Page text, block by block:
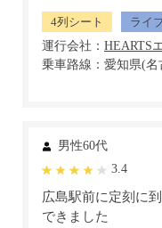
4列シート ライ
運行会社：
乗車路線：愛知県(
男性60代
3.4
広島駅前に定刻に
できました